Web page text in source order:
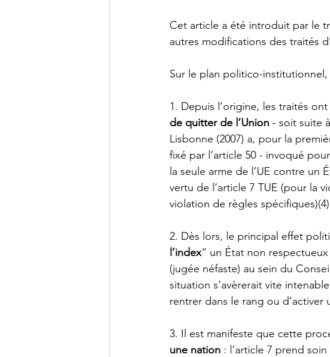
Cet article a été introduit par le
autres modifications des traités
Sur le plan politico-
1. Depuis l’origine, les traités
de quitter de l’Union - soit suite
Lisbonne (2007) a, pour la
fixé par l’article 50 - invoqué
la seule arme de l’UE contre
vertu de l’article 7 TUE (pour la
violation de règles
2. Dès lors, le principal effet
l’index” un État non
(jugée néfaste) au sein du
situation s’avèrerait vite
rentrer dans le rang ou
3. Il est manifeste que cette
une nation : l’article 7 prend